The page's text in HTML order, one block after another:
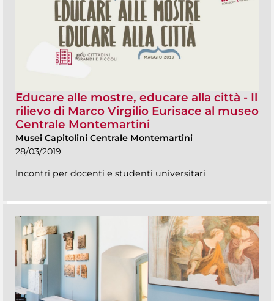
Educare alle mostre, educare alla città - Il
rilievo di Marco Virgilio Eurisace al museo
Centrale Montemartini
Musei Capitolini Centrale Montemartini
28/03/2019
Incontri per docenti e studenti universitari